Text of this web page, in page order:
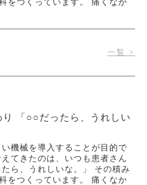
をつくっています。 痛くなか
グ三鷹院の強み 「設備」
際、 「どこも同じでは？」 と
もしれません。 確かに、レー
るのは、設備だけではありませ
一覧 >
「○○だったら、うれしい
機械を導入することが目的で
てきたのは、いつも患者さん
ら、うれしいな。」 その積み
をつくっています。 痛くなか